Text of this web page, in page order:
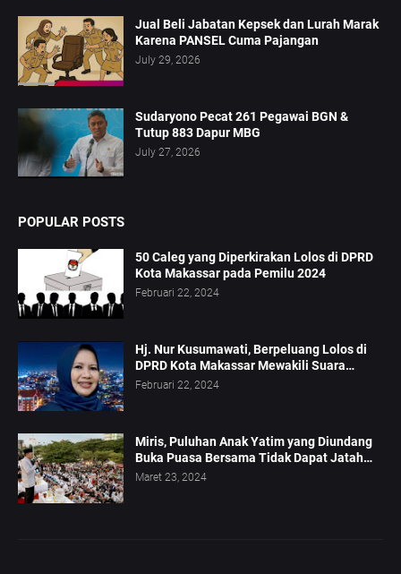
Jual Beli Jabatan Kepsek dan Lurah Marak
Karena PANSEL Cuma Pajangan
July 29, 2026
Sudaryono Pecat 261 Pegawai BGN &
Tutup 883 Dapur MBG
July 27, 2026
POPULAR POSTS
50 Caleg yang Diperkirakan Lolos di DPRD
Kota Makassar pada Pemilu 2024
Februari 22, 2024
Hj. Nur Kusumawati, Berpeluang Lolos di
DPRD Kota Makassar Mewakili Suara
Perempuan Dapil 2
Februari 22, 2024
Miris, Puluhan Anak Yatim yang Diundang
Buka Puasa Bersama Tidak Dapat Jatah
Makan dan Infaq
Maret 23, 2024